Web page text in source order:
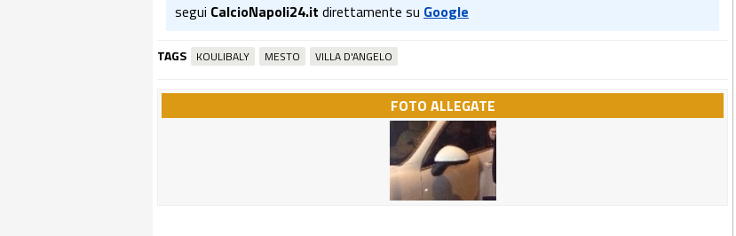
segui CalcioNapoli24.it direttamente su Google
TAGS KOULIBALY MESTO VILLA D'ANGELO
FOTO ALLEGATE